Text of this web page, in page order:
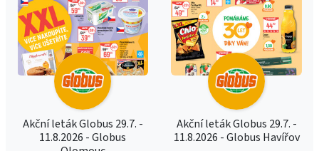
Akční leták Globus 29.7. -
11.8.2026 - Globus
Akční leták Globus 29.7. -
11.8.2026 - Globus Havířov